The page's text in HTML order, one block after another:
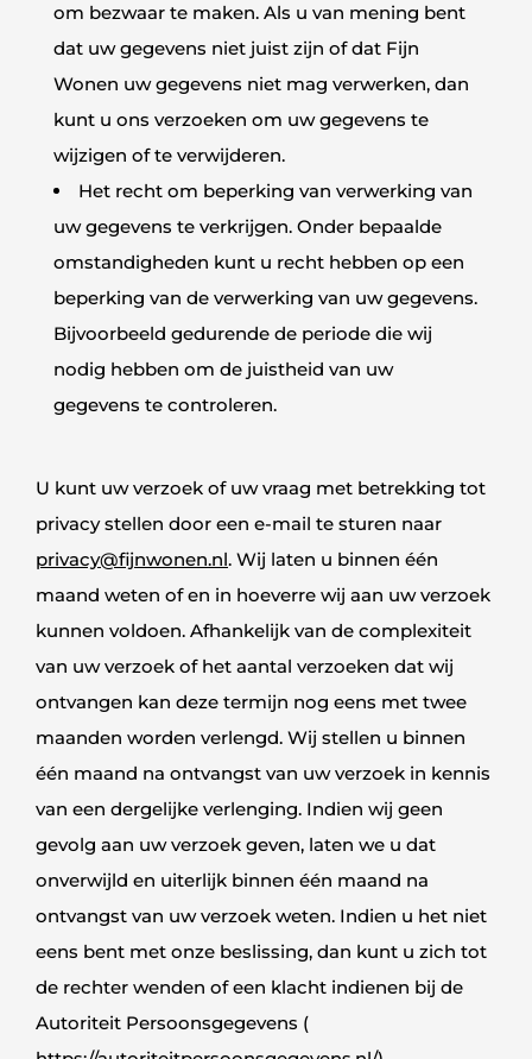
om bezwaar te maken. Als u van mening bent
dat uw gegevens niet juist zijn of dat Fijn
Wonen uw gegevens niet mag verwerken, dan
kunt u ons verzoeken om uw gegevens te
wijzigen of te verwijderen.
Het recht om beperking van verwerking van
uw gegevens te verkrijgen. Onder bepaalde
omstandigheden kunt u recht hebben op een
beperking van de verwerking van uw gegevens.
Bijvoorbeeld gedurende de periode die wij
nodig hebben om de juistheid van uw
gegevens te controleren.
U kunt uw verzoek of uw vraag met betrekking tot
privacy stellen door een e-mail te sturen naar
privacy@fijnwonen.nl. Wij laten u binnen één
maand weten of en in hoeverre wij aan uw verzoek
kunnen voldoen. Afhankelijk van de complexiteit
van uw verzoek of het aantal verzoeken dat wij
ontvangen kan deze termijn nog eens met twee
maanden worden verlengd. Wij stellen u binnen
één maand na ontvangst van uw verzoek in kennis
van een dergelijke verlenging. Indien wij geen
gevolg aan uw verzoek geven, laten we u dat
onverwijld en uiterlijk binnen één maand na
ontvangst van uw verzoek weten. Indien u het niet
eens bent met onze beslissing, dan kunt u zich tot
de rechter wenden of een klacht indienen bij de
Autoriteit Persoonsgegevens (